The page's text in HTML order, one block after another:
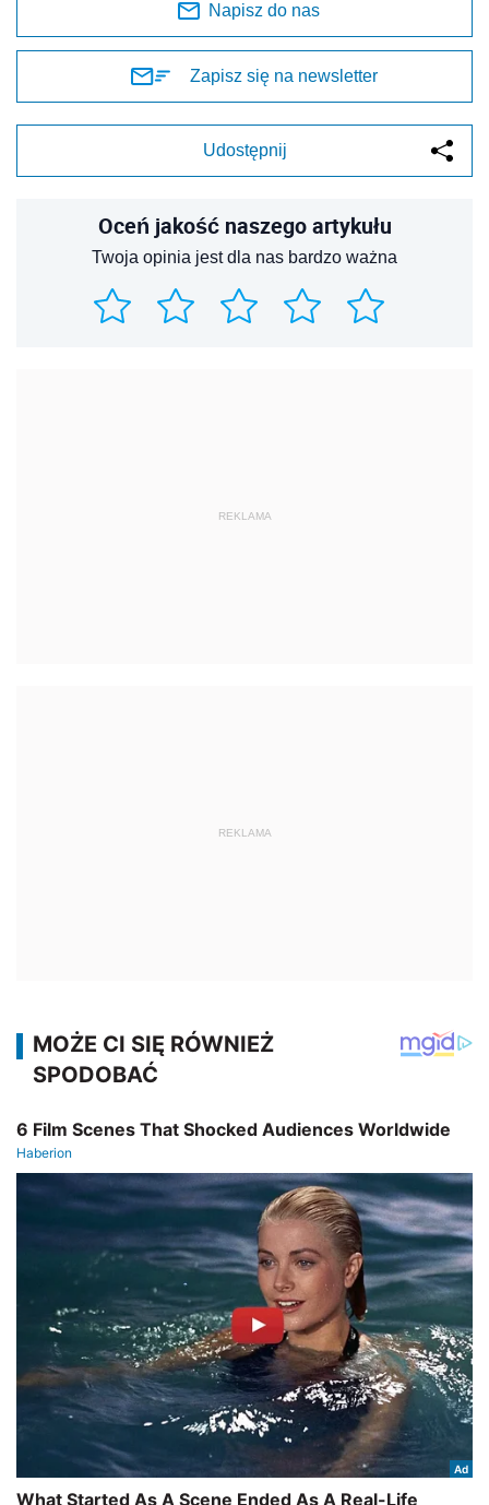
Napisz do nas
Zapisz się na newsletter
Udostępnij
Oceń jakość naszego artykułu
Twoja opinia jest dla nas bardzo ważna
REKLAMA
REKLAMA